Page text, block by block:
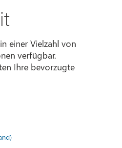
einer Vielzahl von
verfügbar.
Ihre bevorzugte